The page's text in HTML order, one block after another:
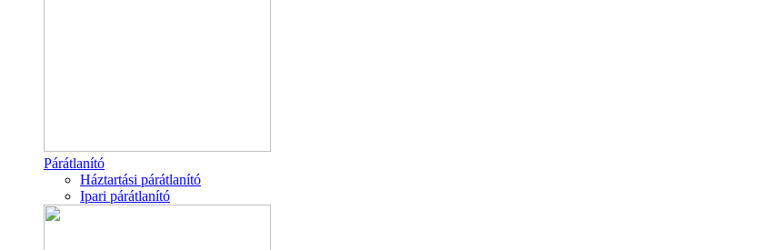
Párátlanító
Háztartási párátlanító
Ipari párátlanító